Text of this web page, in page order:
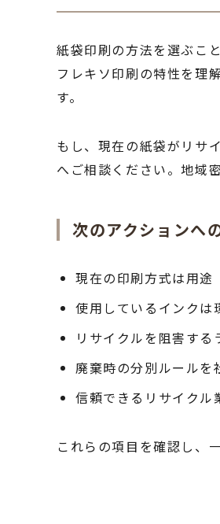
紙袋印刷の方法を選ぶこ
フレキソ印刷の特性を理
す。
もし、現在の紙袋がリサ
へご相談ください。地域
次のアクションへ
現在の印刷方式は用途
使用しているインクは
リサイクルを阻害す
廃棄時の分別ルールを
信頼できるリサイクル
これらの項目を確認し、